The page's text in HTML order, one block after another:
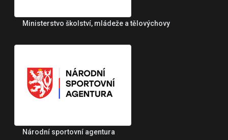
Ministerstvo školství, mládeže a tělovýchovy
Národní sportovní agentura